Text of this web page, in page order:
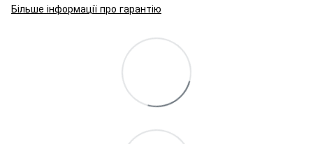
Більше інформації про гарантію